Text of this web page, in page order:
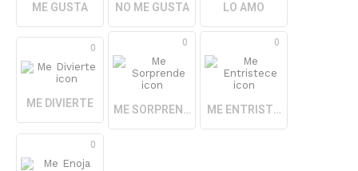
ME GUSTA NO ME GUSTA LO AMO
0
ME DIVIERTE
0
ME SORPRENDE
0
ME ENTRISTECE
0